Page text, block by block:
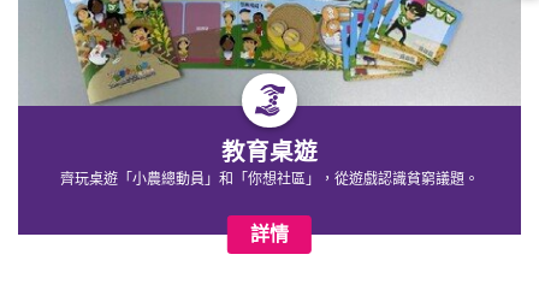
教育桌遊
齊玩桌遊「小農總動員」和「你想社區」，從遊戲認識貧窮議題。
詳情